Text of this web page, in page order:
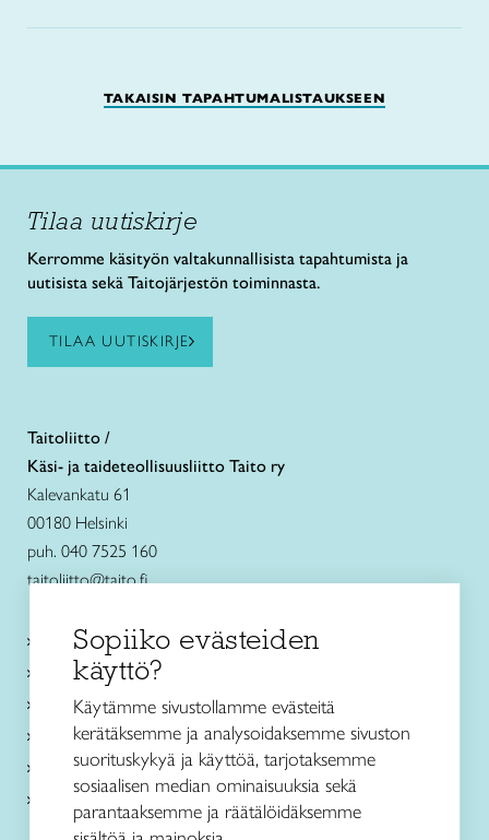
TAKAISIN TAPAHTUMALISTAUKSEEN
Tilaa uutiskirje
Kerromme käsityön valtakunnallisista tapahtumista ja
uutisista sekä Taitojärjestön toiminnasta.
TILAA UUTISKIRJE
Taitoliitto /
Käsi- ja taideteollisuusliitto Taito ry
Kalevankatu 61
00180 Helsinki
puh. 040 7525 160
taitoliitto@taito.fi
Käsityökurssit ja koulutus
Ajankohtaista
Käsityöohjeet
Me olemme Taito
Paikallinen toiminta
Verkkokaupat
Sopiiko evästeiden
käyttö?
Käytämme sivustollamme evästeitä
kerätäksemme ja analysoidaksemme sivuston
suorituskykyä ja käyttöä, tarjotaksemme
sosiaalisen median ominaisuuksia sekä
parantaaksemme ja räätälöidäksemme